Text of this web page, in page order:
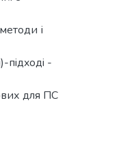
і
пiдxoдi -
для ПС